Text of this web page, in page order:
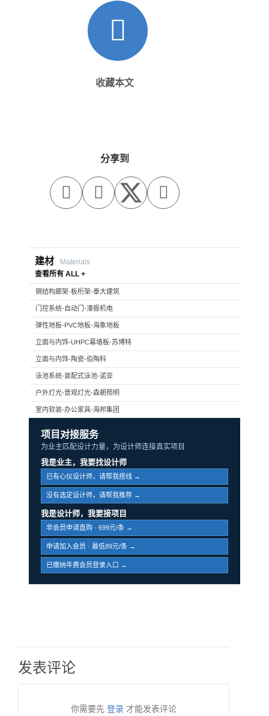
收藏本文
分享到
  
建材
Materials
查看所有 ALL +
钢结构廊架-板桁架-泰大建筑
门控系统-自动门-濠振机电
弹性地板-PVC地板-海象地板
立面与内饰-UHPC幕墙板-苏博特
立面与内饰-陶瓷-伯陶科
泳池系统-装配式泳池-诺亚
户外灯光-景观灯光-森朝照明
室内软装-办公家具-海邦集团
项目对接服务
为业主匹配设计力量，为设计师连接真实项目
我是业主，我要找设计师
已有心仪设计师，请帮我搭线 →
没有选定设计师，请帮我推荐 →
我是设计师，我要接项目
非会员申请直购 · 699元/条 →
申请加入会员 · 最低89元/条 →
已缴纳年费会员登录入口 →
发表评论
你需要先 登录 才能发表评论